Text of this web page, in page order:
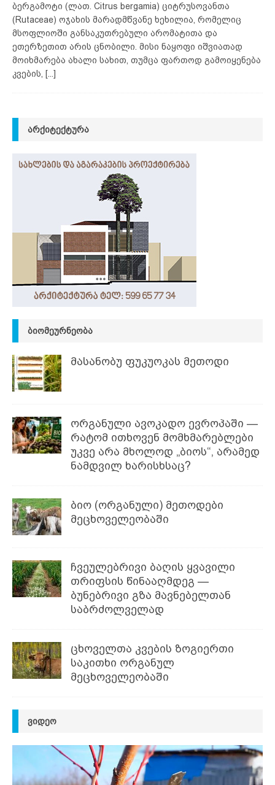
ბერგამოტი (ლათ. Citrus bergamia) ციტრუსოვანთა
(Rutaceae) ოჯახის მარადმწვანე ხეხილია, რომელიც
მსოფლიოში განსაკუთრებული არომატითა და
ეთერზეთით არის ცნობილი. მისი ნაყოფი იშვიათად
მოიხმარება ახალი სახით, თუმცა ფართოდ გამოიყენება
კვების,
[...]
ᲐᲠᲥᲘᲢᲔᲥᲢᲣᲠᲐ
ᲑᲘᲝᲛᲔᲣᲠᲜᲔᲝᲑᲐ
მასანობუ ფუკუოკას მეთოდი
ორგანული ავოკადო ევროპაში —
რატომ ითხოვენ მომხმარებლები
უკვე არა მხოლოდ „ბიოს“, არამედ
ნამდვილ ხარისხსაც?
ბიო (ორგანული) მეთოდები
მეცხოველეობაში
ჩვეულებრივი ბაღის ყვავილი
თრიფსის წინააღმდეგ —
ბუნებრივი გზა მავნებელთან
საბრძოლველად
ცხოველთა კვების ზოგიერთი
საკითხი ორგანულ
მეცხოველეობაში
ᲕᲘᲓᲔᲝ